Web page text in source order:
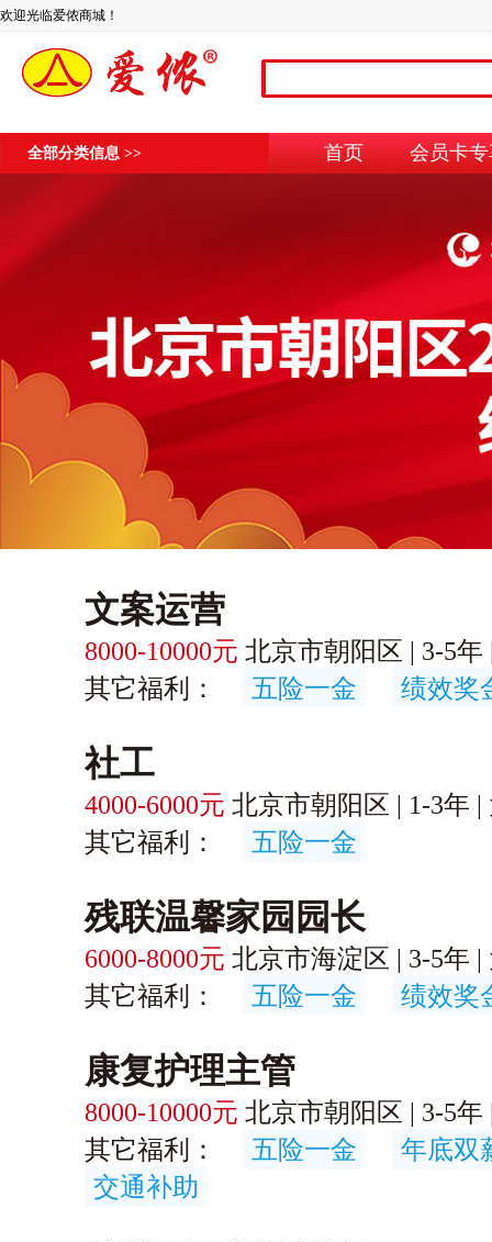
欢迎光临爱侬商城！
全部分类信息 >> 首页 会员卡
文案运营
8000-10000元 北京市朝阳区 | 3-5年
其它福利：
五险一金 绩效奖
社工
4000-6000元 北京市朝阳区 | 1-3年 |
其它福利：
五险一金
残联温馨家园园长
6000-8000元 北京市海淀区 | 3-5年 |
其它福利：
五险一金 绩效奖
康复护理主管
8000-10000元 北京市朝阳区 | 3-5年
其它福利：
五险一金
年底双
交通补助